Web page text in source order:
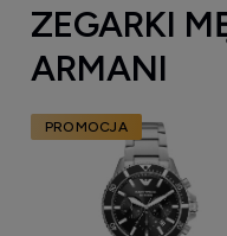
ZEGARKI
ARMANI
PROMOCJA